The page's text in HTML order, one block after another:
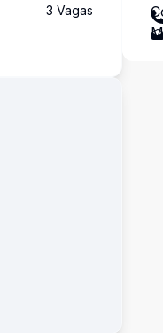
3 Vagas